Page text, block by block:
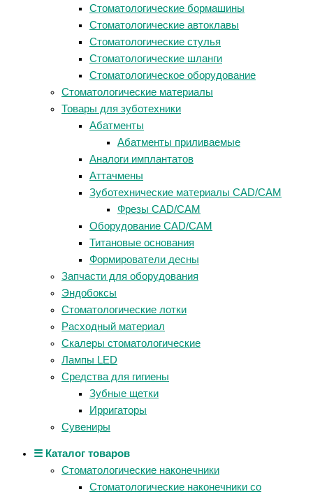
Стоматологические бормашины
Стоматологические автоклавы
Стоматологические стулья
Стоматологические шланги
Стоматологическое оборудование
Стоматологические материалы
Товары для зуботехники
Абатменты
Абатменты приливаемые
Аналоги имплантатов
Аттачмены
Зуботехнические материалы CAD/CAM
Фрезы CAD/CAM
Оборудование CAD/CAM
Титановые основания
Формирователи десны
Запчасти для оборудования
Эндобоксы
Стоматологические лотки
Расходный материал
Скалеры стоматологические
Лампы LED
Средства для гигиены
Зубные щетки
Ирригаторы
Сувениры
☰ Каталог товаров
Стоматологические наконечники
Стоматологические наконечники со